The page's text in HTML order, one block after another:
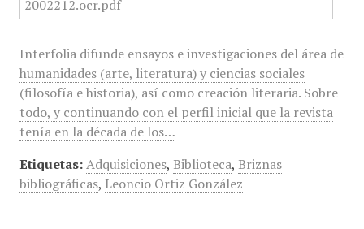
Interfolia difunde ensayos e investigaciones del área de
humanidades (arte, literatura) y ciencias sociales
(filosofía e historia), así como creación literaria. Sobre
todo, y continuando con el perfil inicial que la revista
tenía en la década de los…
Etiquetas: Adquisiciones, Biblioteca, Briznas
bibliográficas, Leoncio Ortiz González